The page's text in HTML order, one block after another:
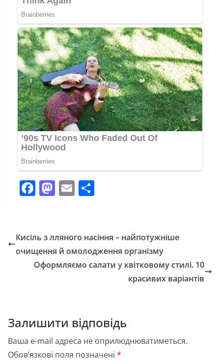
F
e
b
o
M
o
d
o
E
l л
и
т
Кисіль з лляного насіння – найпотужніше
очищення й омолодження організму
Оформляємо салати у квітковому стилі. 10
красивих варіантів
Залишити відповідь
Ваша e-mail адреса не оприлюднюватиметься.
Обов’язкові поля позначені *